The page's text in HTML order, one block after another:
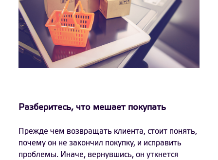
Разберитесь, что мешает покупать
Прежде чем возвращать клиента, стоит понять,
почему он не закончил покупку, и исправить
проблемы. Иначе, вернувшись, он уткнется